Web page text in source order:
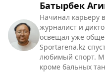
Батырбек
Начинал карьеру
журналист и
освещал уже
Sportarena.kz
любимый спорт.
кроме бальных